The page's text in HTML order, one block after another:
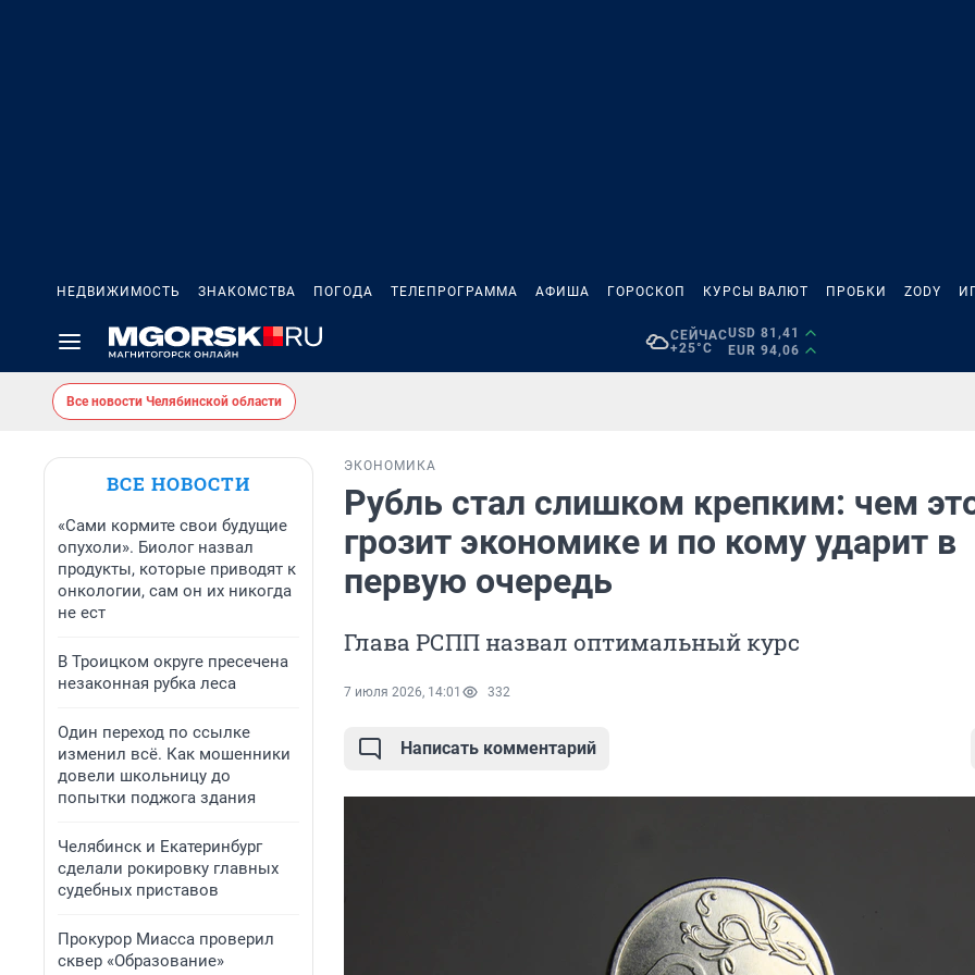
НЕДВИЖИМОСТЬ ЗНАКОМСТВА ПОГОДА ТЕЛЕПРОГРАММА АФИША ГОРОСКОП КУРСЫ ВАЛЮТ ПРОБКИ ZODY
СЕЙЧАС
+25°C
USD 81,41
EUR 94,06
Все новости Челябинской области
ВСЕ НОВОСТИ
«Сами кормите свои будущие
опухоли». Биолог назвал
продукты, которые приводят к
онкологии, сам он их никогда
не ест
В Троицком округе пресечена
незаконная рубка леса
Один переход по ссылке
изменил всё. Как мошенники
довели школьницу до
попытки поджога здания
Челябинск и Екатеринбург
сделали рокировку главных
судебных приставов
Прокурор Миасса проверил
сквер «Образование»
ЭКОНОМИКА
Рубль стал слишком крепким: чем
грозит экономике и по кому ударит в
первую очередь
Глава РСПП назвал оптимальный курс
7 июля 2026, 14:01 332
Написать комментарий